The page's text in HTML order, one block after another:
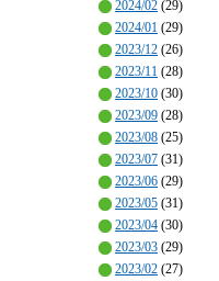
2024/02 (29)
2024/01 (29)
2023/12 (26)
2023/11 (28)
2023/10 (30)
2023/09 (28)
2023/08 (25)
2023/07 (31)
2023/06 (29)
2023/05 (31)
2023/04 (30)
2023/03 (29)
2023/02 (27)